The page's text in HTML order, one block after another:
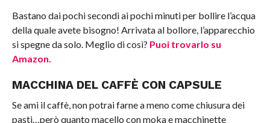
Bastano dai pochi secondi ai pochi minuti per bollire l’acqua
della quale avete bisogno! Arrivata al bollore, l’apparecchio
si spegne da solo. Meglio di così? Puoi trovarlo su
Amazon.
MACCHINA DEL CAFFÈ CON CAPSULE
Se ami il caffè, non potrai farne a meno come chiusura dei
pasti…però quanto macello con moka e macchinette